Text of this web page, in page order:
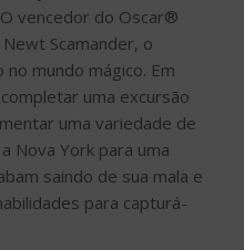
vencedor do Oscar®
Scamander, o
mundo mágico. Em
uma excursão
uma variedade de
Nova York para uma
saindo de sua mala e
para capturá-